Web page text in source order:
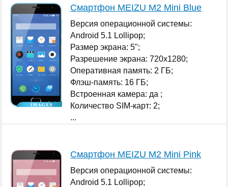
Смартфон MEIZU M2 Mini Blue
Версия операционной системы:
Android 5.1 Lollipop;
Размер экрана: 5";
Разрешение экрана: 720x1280;
Оперативная память: 2 ГБ;
Флэш-память: 16 ГБ;
Встроенная камера: да ;
Количество SIM-карт: 2;
...
Смартфон MEIZU M2 Mini Pink
Версия операционной системы:
Android 5.1 Lollipop;